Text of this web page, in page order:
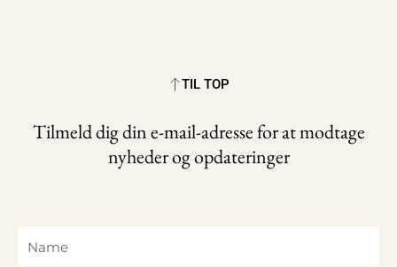
TIL TOP
Tilmeld dig din e-mail-adresse for at modtage
nyheder og opdateringer